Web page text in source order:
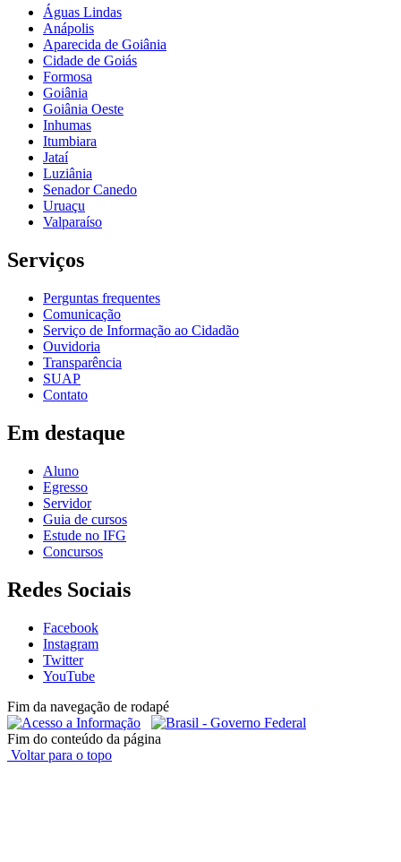
Águas Lindas
Anápolis
Aparecida de Goiânia
Cidade de Goiás
Formosa
Goiânia
Goiânia Oeste
Inhumas
Itumbiara
Jataí
Luziânia
Senador Canedo
Uruaçu
Valparaíso
Serviços
Perguntas frequentes
Comunicação
Serviço de Informação ao Cidadão
Ouvidoria
Transparência
SUAP
Contato
Em destaque
Aluno
Egresso
Servidor
Guia de cursos
Estude no IFG
Concursos
Redes Sociais
Facebook
Instagram
Twitter
YouTube
Fim da navegação de rodapé
Fim do conteúdo da página
Voltar para o topo